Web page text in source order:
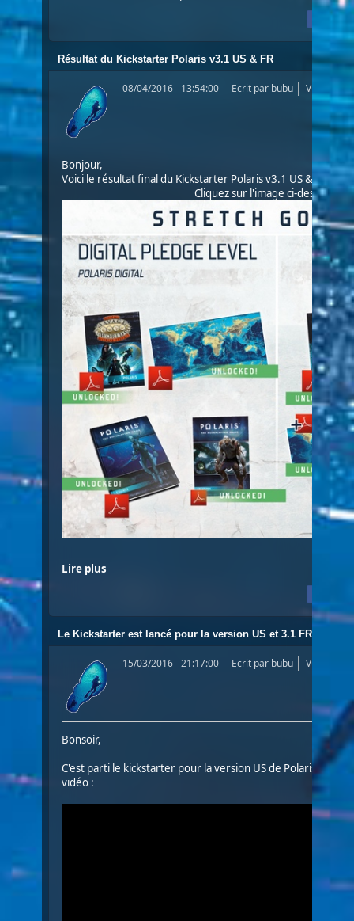
Résultat du Kickstarter Polaris v3.1 US & FR
08/04/2016 - 13:54:00 Ecrit par bubu Vues:
Bonjour,
Voici le résultat final du Kickstarter Polaris v3.1 US & FR :
Cliquez sur l'image ci-dessous
Lire plus
Le Kickstarter est lancé pour la version US et 3.1 FR
15/03/2016 - 21:17:00 Ecrit par bubu Vues:
Bonsoir,
C'est parti le kickstarter pour la version US de Polaris ainsi
vidéo :